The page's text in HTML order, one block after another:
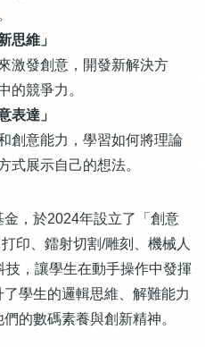
思維」
激發創意，開發新解決方
的競爭力。
表達」
創意能力，學習如何將理論
式展示自己的想法。
，於2024年設立了「創意
印、鐳射切割/雕刻、機械人
，讓學生在動手操作中發揮
學生的邏輯思維、解難能力
的數碼素養與創新精神。